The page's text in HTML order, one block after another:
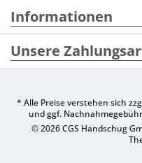
Informationen
Unsere
* Alle Preise verstehen sich
und ggf.
© 2026 CGS Handschug